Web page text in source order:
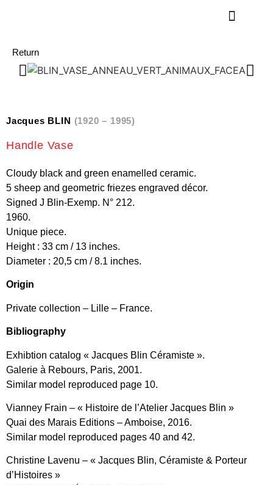
Return
Jacques BLIN (1920 – 1995)
Handle Vase
Cloudy black and green enamelled ceramic.
5 sheep and geometric friezes engraved décor.
Signed J Blin-Exemp. N° 212.
1960.
Unique piece.
Height : 33 cm / 13 inches.
Diameter : 20,5 cm / 8.1 inches.
Origin
Private collection – Lille – France.
Bibliography
Exhibtion catalog « Jacques Blin Céramiste ».
Galerie à Rebours, Paris, 2001.
Similar model reproduced page 10.
Vianney Frain – « Histoire de l’Atelier Jacques Blin »
Quai des Marais Editions – Amboise, 2016.
Similar model reproduced pages 40 and 42.
Christine Lavenu – « Jacques Blin, Céramiste & Porteur
d’Histoires »